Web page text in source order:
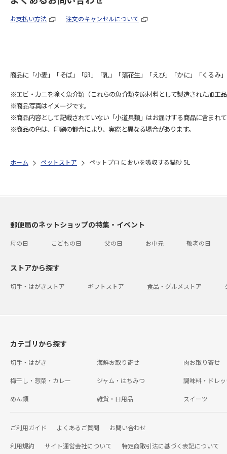
お支払い方法 注文のキャンセルについて
商品に「小麦」「そば」「卵」「乳」「落花生」「えび」「かに」「くるみ
※エビ・カニを除く魚介類（これらの魚介類を原材料として製造された加工
※商品写真はイメージです。
※商品内容として記載されていない「小道具類」はお届けする商品に含まれて
※商品の色は、印刷の都合により、実際と異なる場合があります。
ホーム ペットストア ペットプロ においを吸収する猫砂 5L
郵便局のネットショップの特集・イベント
母の日 こどもの日 父の日 お中元 敬老の日
ストアから探す
切手・はがきストア ギフトストア 食品・グルメストア
カテゴリから探す
切手・はがき 海鮮お取り寄せ 肉お取り寄せ
梅干し・惣菜・カレー ジャム・はちみつ 調味料・ドレ
めん類 雑貨・日用品 スイーツ
ご利用ガイド よくあるご質問 お問い合わせ
利用規約 サイト運営会社について 特定商取引法に基づく表記について